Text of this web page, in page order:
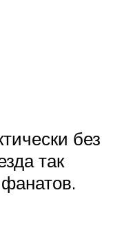
без
так